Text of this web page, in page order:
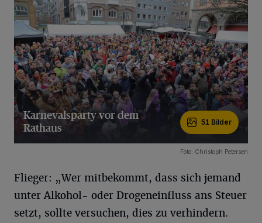
Karnevalsparty vor dem
Rathaus
51 Bilder
Foto: Christoph Petersen
Flieger: „Wer mitbekommt, dass sich jemand
unter Alkohol- oder Drogeneinfluss ans Steuer
setzt, sollte versuchen, dies zu verhindern.